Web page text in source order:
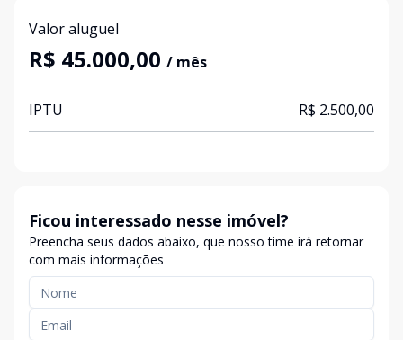
Valor aluguel
R$ 45.000,00 / mês
IPTU R$ 2.500,00
Ficou interessado nesse imóvel?
Preencha seus dados abaixo, que nosso time irá retornar
com mais informações